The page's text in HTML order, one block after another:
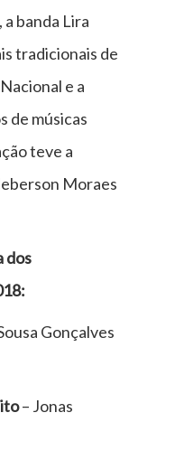
banda Lira
tradicionais de
e a
de músicas
teve a
Moraes
dos
Gonçalves
– Jonas